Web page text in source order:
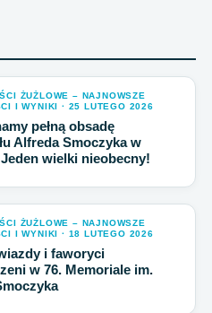
ŻUŻLOWE – NAJNOWSZE
I WYNIKI · 25 LUTEGO 2026
pełną obsadę
Alfreda Smoczyka w
wielki nieobecny!
ŻUŻLOWE – NAJNOWSZE
I WYNIKI · 18 LUTEGO 2026
i faworyci
w 76. Memoriale im.